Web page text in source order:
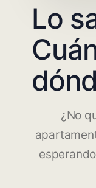
Lo
¿No